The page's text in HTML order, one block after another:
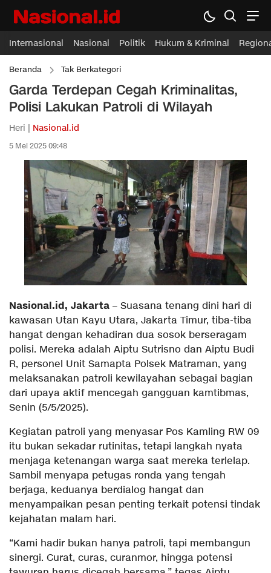
Internasional Nasional Politik Hukum & Kriminal
Beranda Tak Berkategori
Garda Terdepan Cegah Kriminalitas,
Polisi Lakukan Patroli di Wilayah
Heri | Nasional.id
5 Mei 2025 09:48
Nasional.id, Jakarta – Suasana tenang dini hari di
kawasan Utan Kayu Utara, Jakarta Timur, tiba-tiba
hangat dengan kehadiran dua sosok berseragam
polisi. Mereka adalah Aiptu Sutrisno dan Aiptu Budi
R, personel Unit Samapta Polsek Matraman, yang
melaksanakan patroli kewilayahan sebagai bagian
dari upaya aktif mencegah gangguan kamtibmas,
Senin (5/5/2025).
Kegiatan patroli yang menyasar Pos Kamling RW 09
itu bukan sekadar rutinitas, tetapi langkah nyata
menjaga ketenangan warga saat mereka terlelap.
Sambil menyapa petugas ronda yang tengah
berjaga, keduanya berdialog hangat dan
menyampaikan pesan penting terkait potensi tindak
kejahatan malam hari.
“Kami hadir bukan hanya patroli, tapi membangun
sinergi. Curat, curas, curanmor, hingga potensi